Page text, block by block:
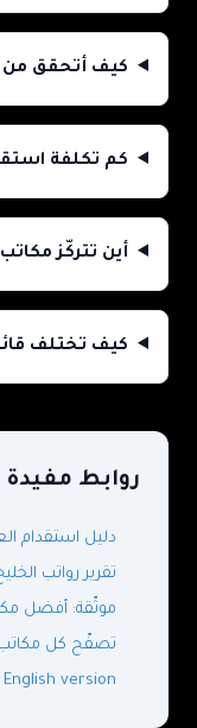
كيف أتحقق من
كم تكلفة
أين تتركّز
كيف تختلف
روابط مفيدة
دليل استقدام
تقرير رواتب الخليج
موثّقة: أفضل
تصفّح كل مكاتب
English version